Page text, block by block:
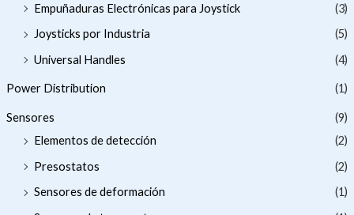
Empuñaduras Electrónicas para Joystick
(3)
Joysticks por Industria
(5)
Universal Handles
(4)
Power Distribution (1)
Sensores
(9)
Elementos de detección
(2)
Presostatos
(2)
Sensores de deformación
(1)